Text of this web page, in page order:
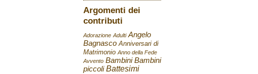
Argomenti dei
contributi
Adorazione Adulti Angelo
Bagnasco Anniversari di
Matrimonio Anno della Fede
Avvento Bambini Bambini
piccoli Battesimi